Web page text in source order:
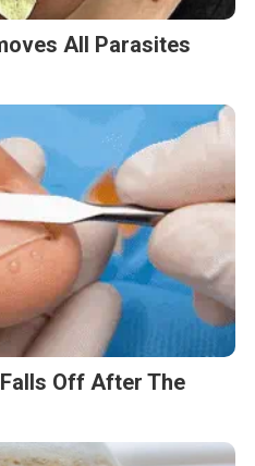
All Parasites
Off After The